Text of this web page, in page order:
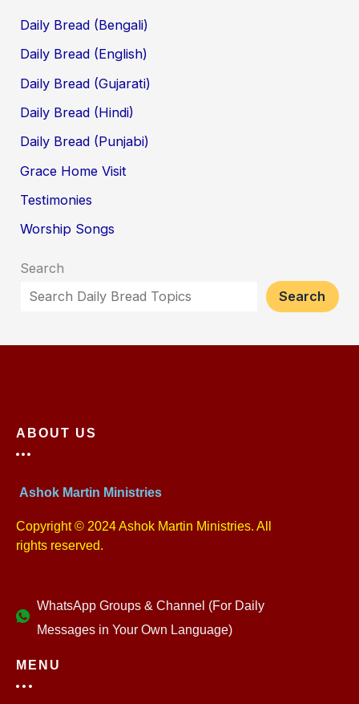
Daily Bread (Bengali)
Daily Bread (English)
Daily Bread (Gujarati)
Daily Bread (Hindi)
Daily Bread (Punjabi)
Grace Home Visit
Testimonies
Worship Songs
Search
Search
ABOUT US
Ashok Martin Ministries
Copyright © 2024 Ashok Martin Ministries. All
rights reserved.
WhatsApp Groups & Channel (For Daily
Messages in Your Own Language)
MENU